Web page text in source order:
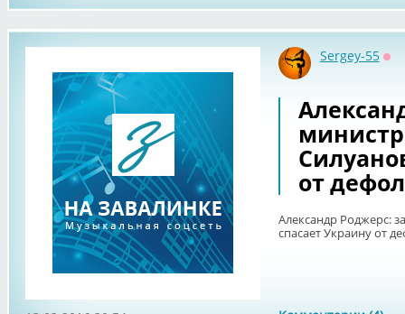
Sergey-55
от
Александр Роджерс:
спасает Украину от